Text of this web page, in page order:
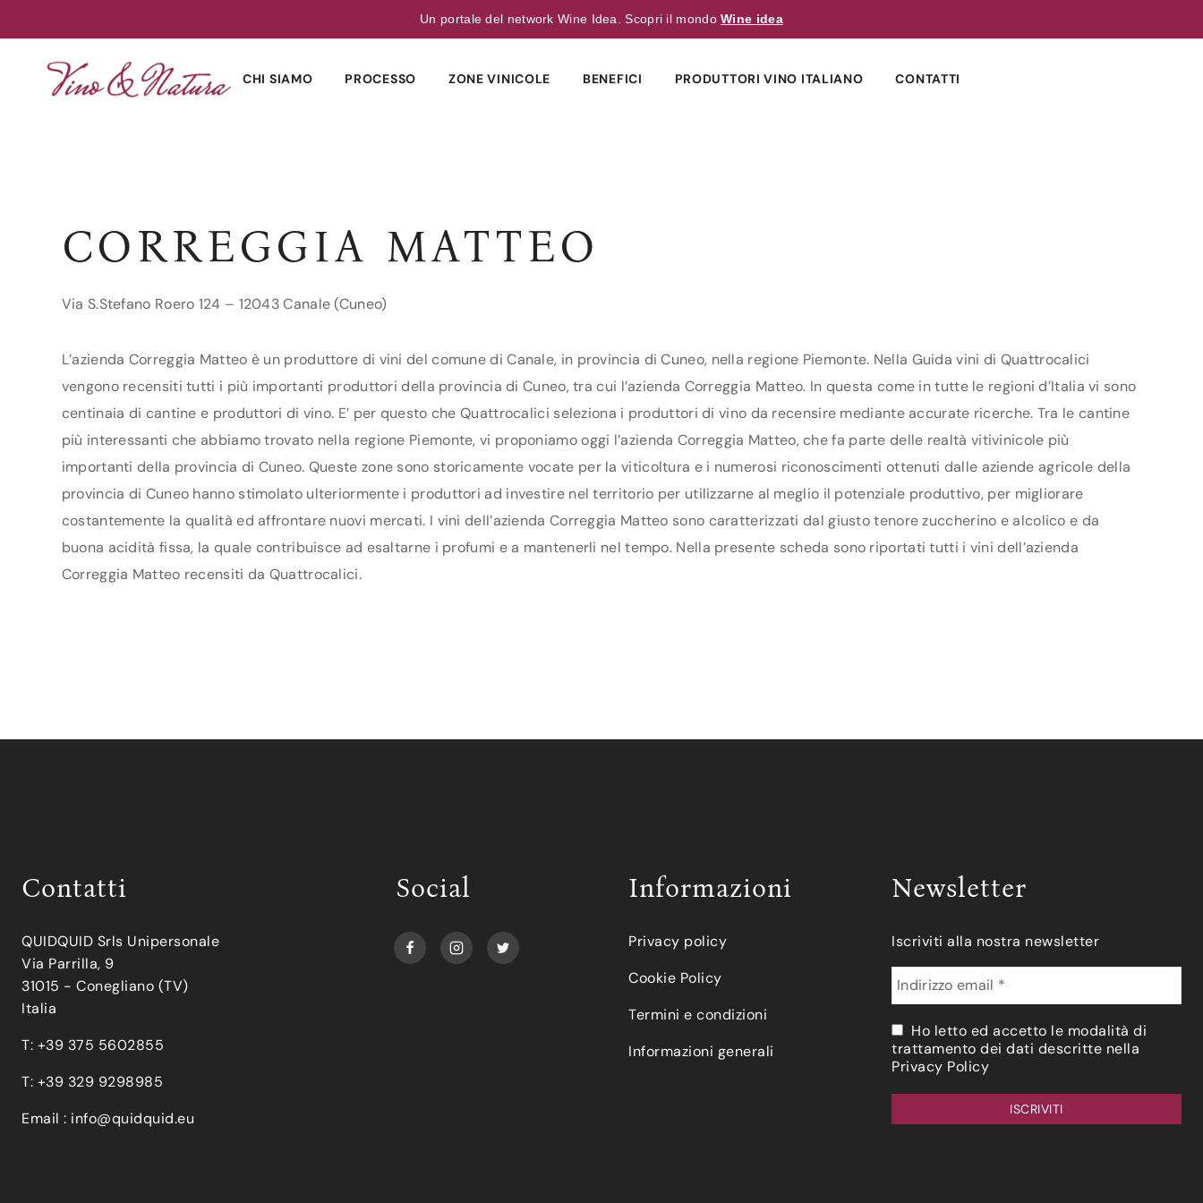
Un portale del network Wine Idea. Scopri il mondoWine idea
CHI SIAMO PROCESSO ZONE VINICOLE BENEFICI PRODUTTORI VINO ITALIANO CONTATTI
CORREGGIA MATTEO
Via S.Stefano Roero 124 – 12043 Canale (Cuneo)
L’azienda Correggia Matteo è un produttore di vini del comune di Canale, in provincia di Cuneo, nella regione Piemonte. Nella Guida vini di Quattrocalici
vengono recensiti tutti i più importanti produttori della provincia di Cuneo, tra cui l’azienda Correggia Matteo. In questa come in tutte le regioni d’Italia vi sono
centinaia di cantine e produttori di vino. E’ per questo che Quattrocalici seleziona i produttori di vino da recensire mediante accurate ricerche. Tra le cantine
più interessanti che abbiamo trovato nella regione Piemonte, vi proponiamo oggi l’azienda Correggia Matteo, che fa parte delle realtà vitivinicole più
importanti della provincia di Cuneo. Queste zone sono storicamente vocate per la viticoltura e i numerosi riconoscimenti ottenuti dalle aziende agricole della
provincia di Cuneo hanno stimolato ulteriormente i produttori ad investire nel territorio per utilizzarne al meglio il potenziale produttivo, per migliorare
costantemente la qualità ed affrontare nuovi mercati. I vini dell’azienda Correggia Matteo sono caratterizzati dal giusto tenore zuccherino e alcolico e da
buona acidità fissa, la quale contribuisce ad esaltarne i profumi e a mantenerli nel tempo. Nella presente scheda sono riportati tutti i vini dell’azienda
Correggia Matteo recensiti da Quattrocalici.
Contatti
QUIDQUID Srls Unipersonale
Via Parrilla, 9
31015 - Conegliano (TV)
Italia
T: +39 375 5602855
T: +39 329 9298985
Email : info@quidquid.eu
Social Informazioni
Privacy policy
Cookie Policy
Termini e condizioni
Informazioni generali
Newsletter
Iscriviti alla nostra newsletter
Ho letto ed accetto le modalità di
trattamento dei dati descritte nella
Privacy Policy